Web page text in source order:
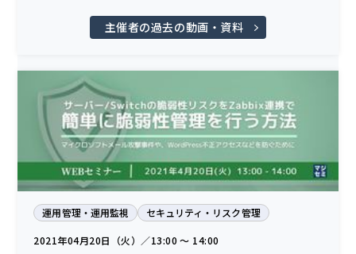
主催者の過去の動画・資料
運用管理・運用監視 セキュリティ・リスク管理
2021年04月20日（火）／13:00 〜 14:00